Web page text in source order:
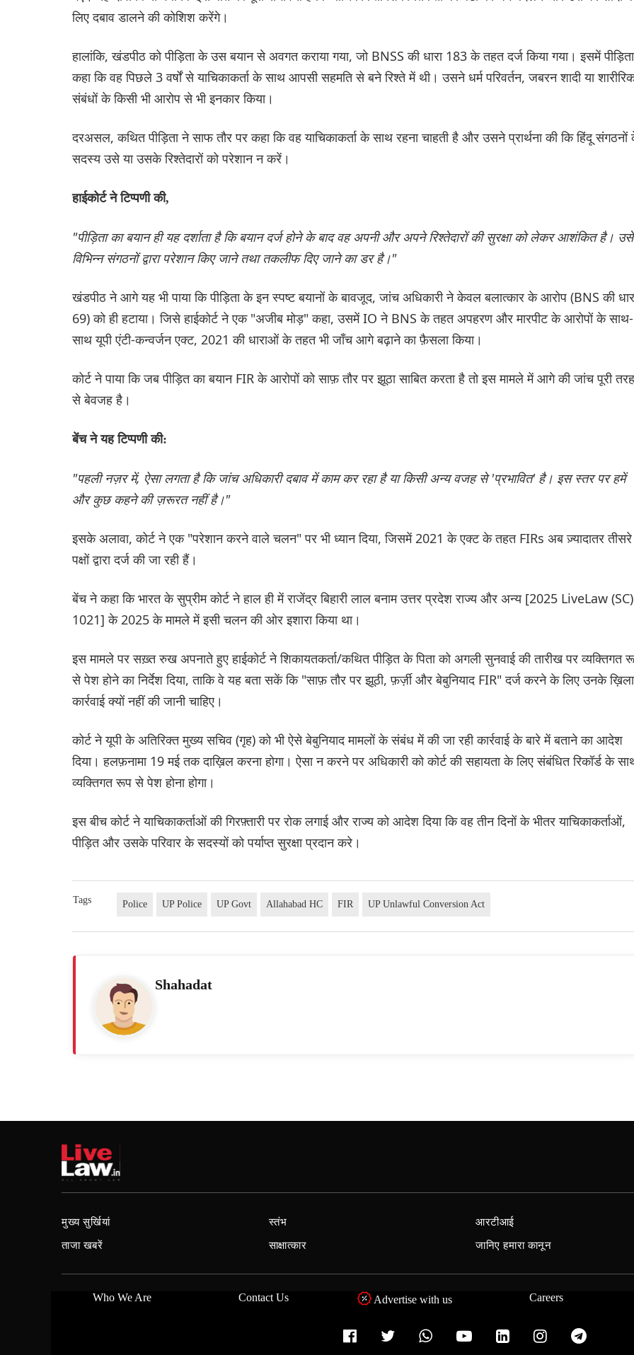
लिए दबाव डालने की कोशिश करेंगे।
हालांकि, खंडपीठ को पीड़िता के उस बयान से अवगत कराया गया, जो BNSS की धारा 183 के तहत दर्ज किया गया। इसमें
कहा कि वह पिछले 3 वर्षों से याचिकाकर्ता के साथ आपसी सहमति से बने रिश्ते में थी। उसने धर्म परिवर्तन, जबरन शादी या
संबंधों के किसी भी आरोप से भी इनकार किया।
दरअसल, कथित पीड़िता ने साफ तौर पर कहा कि वह याचिकाकर्ता के साथ रहना चाहती है और उसने प्रार्थना की कि हिंदू
सदस्य उसे या उसके रिश्तेदारों को परेशान न करें।
हाईकोर्ट ने टिप्पणी की,
"पीड़िता का बयान ही यह दर्शाता है कि बयान दर्ज होने के बाद वह अपनी और अपने रिश्तेदारों की सुरक्षा को लेकर आशंकित है। उसे
विभिन्न संगठनों द्वारा परेशान किए जाने तथा तकलीफ दिए जाने का डर है।"
खंडपीठ ने आगे यह भी पाया कि पीड़िता के इन स्पष्ट बयानों के बावजूद, जांच अधिकारी ने केवल बलात्कार के आरोप (BNS की
69) को ही हटाया। जिसे हाईकोर्ट ने एक "अजीब मोड़" कहा, उसमें IO ने BNS के तहत अपहरण और मारपीट के आरोपों के साथ-
साथ यूपी एंटी-कन्वर्जन एक्ट, 2021 की धाराओं के तहत भी जाँच आगे बढ़ाने का फ़ैसला किया।
कोर्ट ने पाया कि जब पीड़ित का बयान FIR के आरोपों को साफ़ तौर पर झूठा साबित करता है तो इस मामले में आगे की जांच पूरी तरह
से बेवजह है।
बेंच ने यह टिप्पणी की:
"पहली नज़र में, ऐसा लगता है कि जांच अधिकारी दबाव में काम कर रहा है या किसी अन्य वजह से 'प्रभावित' है। इस स्तर पर हमें
और कुछ कहने की ज़रूरत नहीं है।"
इसके अलावा, कोर्ट ने एक "परेशान करने वाले चलन" पर भी ध्यान दिया, जिसमें 2021 के एक्ट के तहत FIRs अब ज़्यादातर तीसरे
पक्षों द्वारा दर्ज की जा रही हैं।
बेंच ने कहा कि भारत के सुप्रीम कोर्ट ने हाल ही में राजेंद्र बिहारी लाल बनाम उत्तर प्रदेश राज्य और अन्य [2025 LiveLaw (SC)
1021] के 2025 के मामले में इसी चलन की ओर इशारा किया था।
इस मामले पर सख़्त रुख अपनाते हुए हाईकोर्ट ने शिकायतकर्ता/कथित पीड़ित के पिता को अगली सुनवाई की तारीख पर व्यक्तिगत
से पेश होने का निर्देश दिया, ताकि वे यह बता सकें कि "साफ़ तौर पर झूठी, फ़र्ज़ी और बेबुनियाद FIR" दर्ज करने के लिए उनके
कार्रवाई क्यों नहीं की जानी चाहिए।
कोर्ट ने यूपी के अतिरिक्त मुख्य सचिव (गृह) को भी ऐसे बेबुनियाद मामलों के संबंध में की जा रही कार्रवाई के बारे में बताने का आदेश
दिया। हलफ़नामा 19 मई तक दाख़िल करना होगा। ऐसा न करने पर अधिकारी को कोर्ट की सहायता के लिए संबंधित रिकॉर्ड के
व्यक्तिगत रूप से पेश होना होगा।
इस बीच कोर्ट ने याचिकाकर्ताओं की गिरफ़्तारी पर रोक लगाई और राज्य को आदेश दिया कि वह तीन दिनों के भीतर याचिकाकर्ताओं,
पीड़ित और उसके परिवार के सदस्यों को पर्याप्त सुरक्षा प्रदान करे।
Tags Police UP Police UP Govt Allahabad HC FIR UP Unlawful Conversion Act
Shahadat
मुख्य सुर्खियां
ताजा खबरें
स्तंभ
साक्षात्कार
आरटीआई
जानिए हमारा कानून
Who We Are Contact Us Advertise with us Careers